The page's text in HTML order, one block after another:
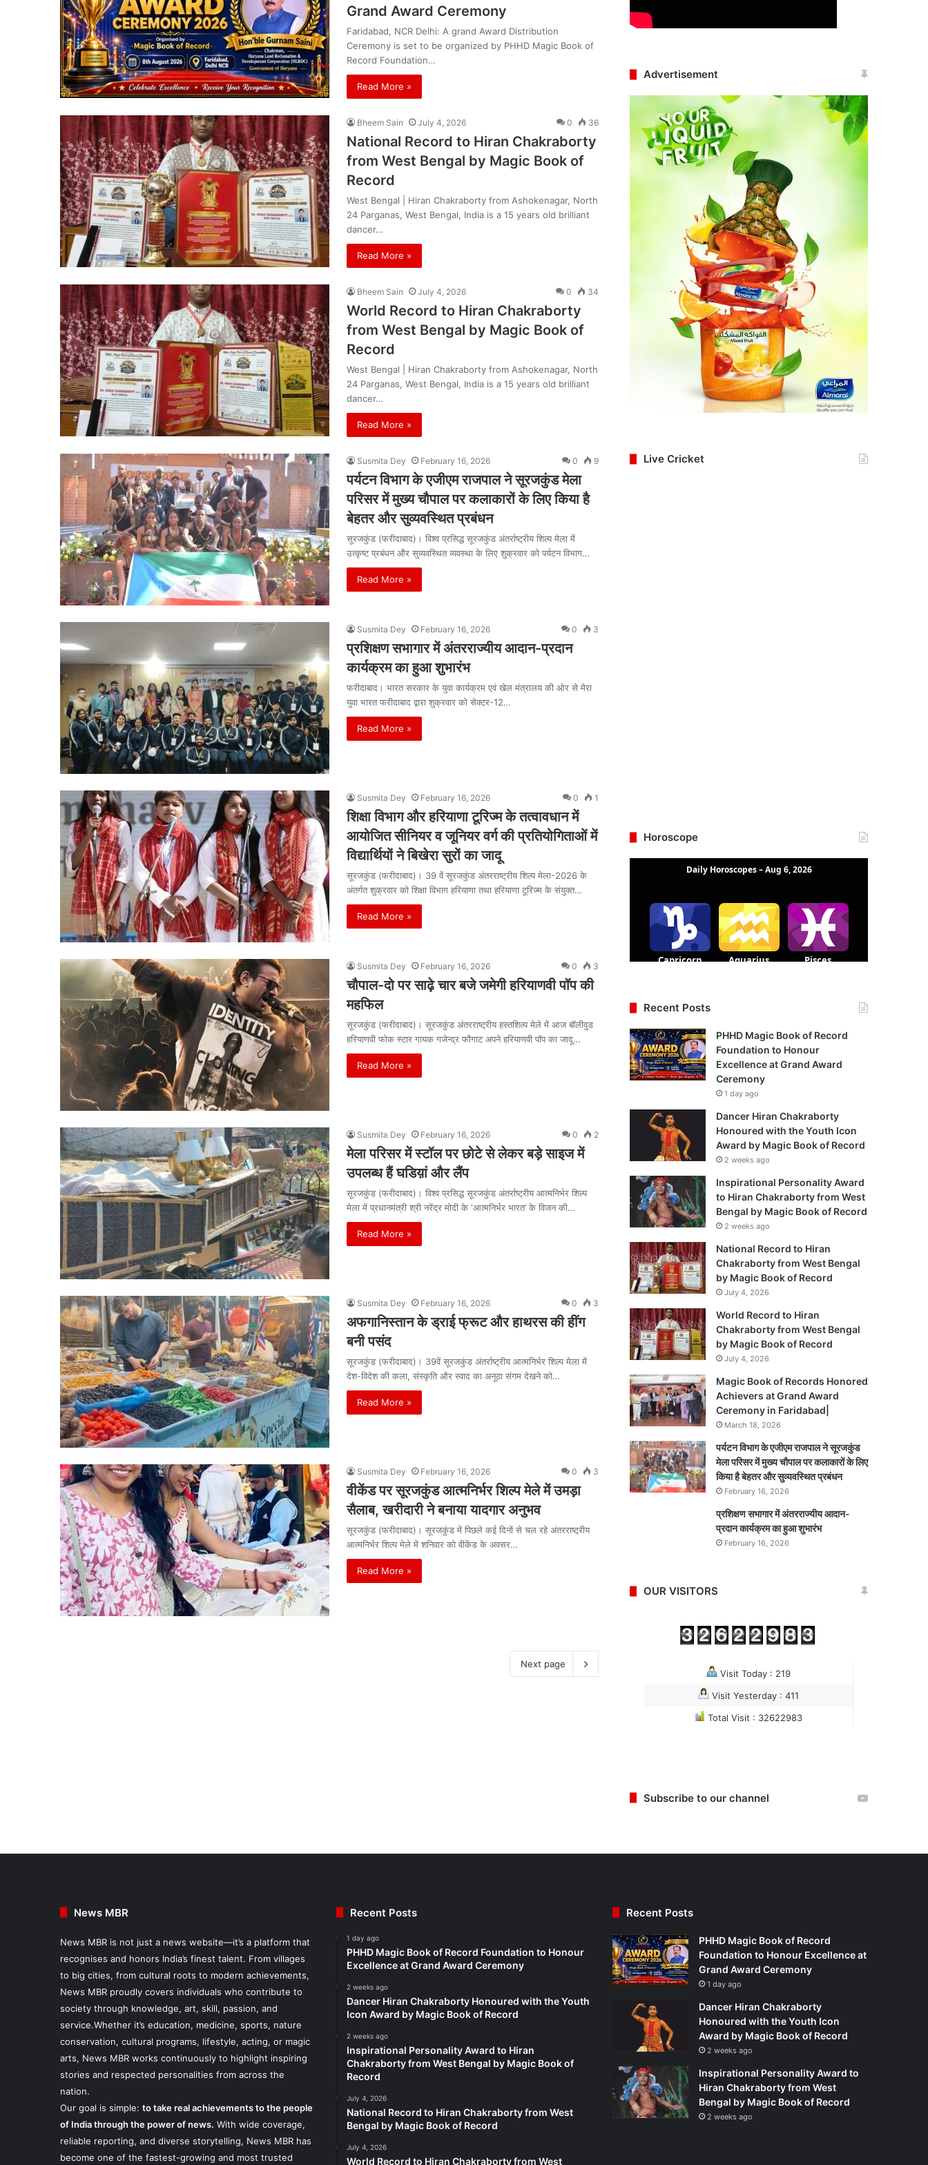
Grand Award Ceremony
Faridabad, NCR Delhi: A grand Award Distribution
Ceremony is set to be organized by PHHD Magic Book of
Record Foundation…
Read More »
Bheem Sain July 4, 2026 0 36
National Record to Hiran Chakraborty
from West Bengal by Magic Book of
Record
West Bengal | Hiran Chakraborty from Ashokenagar, North
24 Parganas, West Bengal, India is a 15 years old brilliant
dancer…
Read More »
Bheem Sain July 4, 2026 0 34
World Record to Hiran Chakraborty
from West Bengal by Magic Book of
Record
West Bengal | Hiran Chakraborty from Ashokenagar, North
24 Parganas, West Bengal, India is a 15 years old brilliant
dancer…
Read More »
Susmita Dey February 16, 2026 0 9
पर्यटन विभाग के एजीएम राजपाल ने सूरजकुंड मेला
परिसर में मुख्य चौपाल पर कलाकारों के लिए किया है
बेहतर और सुव्यवस्थित प्रबंधन
सूरजकुंड (फरीदाबाद)। विश्व प्रसिद्ध सूरजकुंड अंतर्राष्ट्रीय शिल्प मेला में
उत्कृष्ट प्रबंधन और सुव्यवस्थित व्यवस्था के लिए शुक्रवार को पर्यटन विभाग…
Read More »
Susmita Dey February 16, 2026 0 3
प्रशिक्षण सभागार में अंतरराज्यीय आदान-प्रदान
कार्यक्रम का हुआ शुभारंभ
फरीदाबाद। भारत सरकार के युवा कार्यक्रम एवं खेल मंत्रालय की ओर से मेरा
युवा भारत फरीदाबाद द्वारा शुक्रवार को सेक्टर-12…
Read More »
Susmita Dey February 16, 2026 0 1
शिक्षा विभाग और हरियाणा टूरिज्म के तत्वावधान में
आयोजित सीनियर व जूनियर वर्ग की प्रतियोगिताओं में
विद्यार्थियों ने बिखेरा सुरों का जादू
सूरजकुंड (फरीदाबाद)। 39 वें सूरजकुंड अंतरराष्ट्रीय शिल्प मेला-2026 के
अंतर्गत शुक्रवार को शिक्षा विभाग हरियाणा तथा हरियाणा टूरिज्म के संयुक्त…
Read More »
Susmita Dey February 16, 2026 0 3
चौपाल-दो पर साढ़े चार बजे जमेगी हरियाणवी पॉप की
महफिल
सूरजकुंड (फरीदाबाद)। सूरजकुंड अंतरराष्ट्रीय हस्तशिल्प मेले में आज बॉलीवुड
हरियाणवी फोक स्टार गायक गजेन्द्र फौगाट अपने हरियाणवी पॉप का जादू…
Read More »
Susmita Dey February 16, 2026 0 2
मेला परिसर में स्टॉल पर छोटे से लेकर बड़े साइज में
उपलब्ध हैं घडिय़ां और लैंप
सूरजकुंड (फरीदाबाद)। विश्व प्रसिद्ध सूरजकुंड अंतर्राष्ट्रीय आत्मनिर्भर शिल्प
मेला में प्रधानमंत्री श्री नरेंद्र मोदी के ‘आत्मनिर्भर भारत’ के विजन की…
Read More »
Susmita Dey February 16, 2026 0 3
अफगानिस्तान के ड्राई फ्रूट और हाथरस की हींग
बनी पसंद
सूरजकुंड (फरीदाबाद)। 39वें सूरजकुंड अंतर्राष्ट्रीय आत्मनिर्भर शिल्प मेला में
देश-विदेश की कला, संस्कृति और स्वाद का अनूठा संगम देखने को…
Read More »
Susmita Dey February 16, 2026 0 3
वीकेंड पर सूरजकुंड आत्मनिर्भर शिल्प मेले में उमड़ा
सैलाब, खरीदारी ने बनाया यादगार अनुभव
सूरजकुंड (फरीदाबाद)। सूरजकुंड में पिछले कई दिनों से चल रहे अंतरराष्ट्रीय
आत्मनिर्भर शिल्प मेले में शनिवार को वीकेंड के अवसर…
Read More »
Next page
Advertisement
Live Cricket
Horoscope
Recent Posts
PHHD Magic Book of Record
Foundation to Honour
Excellence at Grand Award
Ceremony
1 day ago
Dancer Hiran Chakraborty
Honoured with the Youth Icon
Award by Magic Book of Record
2 weeks ago
Inspirational Personality Award
to Hiran Chakraborty from West
Bengal by Magic Book of Record
2 weeks ago
National Record to Hiran
Chakraborty from West Bengal
by Magic Book of Record
July 4, 2026
World Record to Hiran
Chakraborty from West Bengal
by Magic Book of Record
July 4, 2026
Magic Book of Records Honored
Achievers at Grand Award
Ceremony in Faridabad|
March 18, 2026
पर्यटन विभाग के एजीएम राजपाल ने सूरजकुंड
मेला परिसर में मुख्य चौपाल पर कलाकारों के लिए
किया है बेहतर और सुव्यवस्थित प्रबंधन
February 16, 2026
प्रशिक्षण सभागार में अंतरराज्यीय आदान-
प्रदान कार्यक्रम का हुआ शुभारंभ
February 16, 2026
OUR VISITORS
Visit Today : 219
Visit Yesterday : 411
Total Visit : 32622983
Subscribe to our channel
News MBR
News MBR is not just a news website—it’s a platform that
recognises and honors India’s finest talent. From villages
to big cities, from cultural roots to modern achievements,
News MBR proudly covers individuals who contribute to
society through knowledge, art, skill, passion, and
service.Whether it’s education, medicine, sports, nature
conservation, cultural programs, lifestyle, acting, or magic
arts, News MBR works continuously to highlight inspiring
stories and respected personalities from across the
nation.
Our goal is simple: to take real achievements to the people
of India through the power of news. With wide coverage,
reliable reporting, and diverse storytelling, News MBR has
become one of the fastest-growing and most trusted
Recent Posts
1 day ago
PHHD Magic Book of Record Foundation to Honour
Excellence at Grand Award Ceremony
2 weeks ago
Dancer Hiran Chakraborty Honoured with the Youth
Icon Award by Magic Book of Record
2 weeks ago
Inspirational Personality Award to Hiran
Chakraborty from West Bengal by Magic Book of
Record
July 4, 2026
National Record to Hiran Chakraborty from West
Bengal by Magic Book of Record
July 4, 2026
World Record to Hiran Chakraborty from West
Recent Posts
PHHD Magic Book of Record
Foundation to Honour Excellence at
Grand Award Ceremony
1 day ago
Dancer Hiran Chakraborty
Honoured with the Youth Icon
Award by Magic Book of Record
2 weeks ago
Inspirational Personality Award to
Hiran Chakraborty from West
Bengal by Magic Book of Record
2 weeks ago